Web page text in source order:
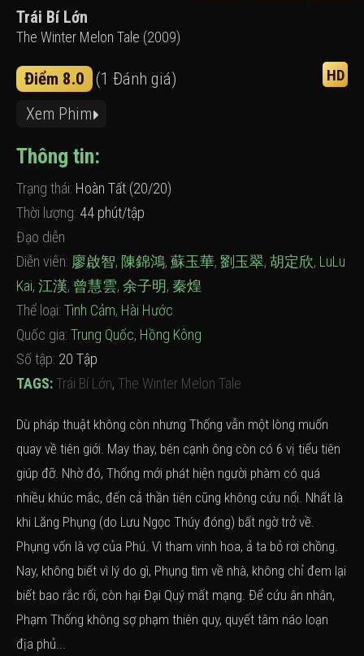
Trái Bí Lớn
The Winter Melon Tale (2009)
Điểm 8.0 (1 Đánh giá) HD
Xem Phim
Thông tin:
Trạng thái: Hoàn Tất (20/20)
Thời lượng: 44 phút/tập
Đạo diễn
Diễn viên: 廖啟智, 陳錦鴻, 蘇玉華, 劉玉翠, 胡定欣, LuLu
Kai, 江漢, 曾慧雲, 余子明, 秦煌
Thể loại: Tình Cảm, Hài Hước
Quốc gia: Trung Quốc, Hồng Kông
Số tập: 20 Tập
TAGS:Trái Bí Lớn, The Winter Melon Tale
Dù pháp thuật không còn nhưng Thống vẫn một lòng muốn
quay về tiên giới. May thay, bên cạnh ông còn có 6 vị tiểu tiên
giúp đỡ. Nhờ đó, Thống mới phát hiện người phàm có quá
nhiều khúc mắc, đến cả thần tiên cũng không cứu nổi. Nhất là
khi Lăng Phụng (do Lưu Ngọc Thúy đóng) bất ngờ trở về.
Phụng vốn là vợ của Phú. Vì tham vinh hoa, ả ta bỏ rơi chồng.
Nay, không biết vì lý do gì, Phụng tìm về nhà, không chỉ đem lại
biết bao rắc rối, còn hại Đại Quý mất mạng. Để cứu ân nhân,
Phạm Thống không sợ phạm thiên quy, quyết tâm náo loạn
địa phủ...